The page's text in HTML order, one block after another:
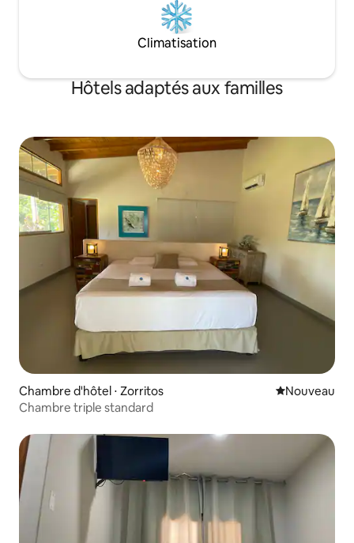
Climatisation
Hôtels adaptés aux familles
Chambre d'hôtel ⋅ Zorritos Nouvel
Nouveau
Chambre triple standard